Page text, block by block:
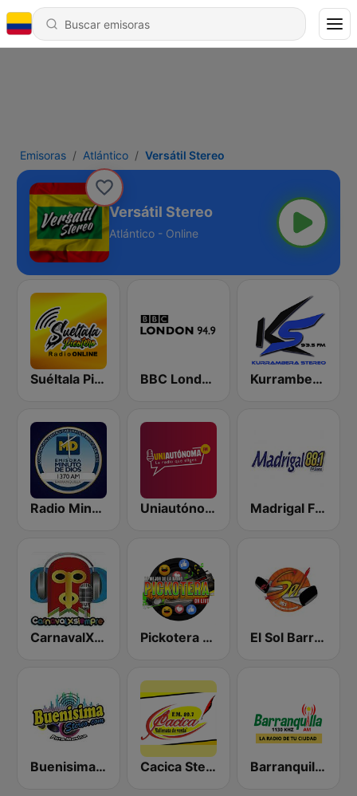
Emisoras Atlántico Versátil Stereo
Versátil Stereo
Atlántico - Online
Suéltala Picotero BBC London Kurrambera Stereo
Radio Minuto de Dios Barranquilla Uniautónoma FM Madrigal FM 88.1
CarnavalXSiempre Pickotera Radio El Sol Barranquilla
Buenisima Stereo Cacica Stereo Barranquilla AM